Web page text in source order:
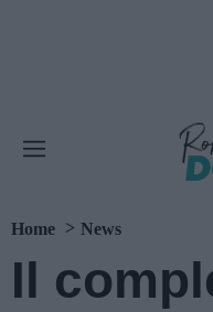
Home News
Il